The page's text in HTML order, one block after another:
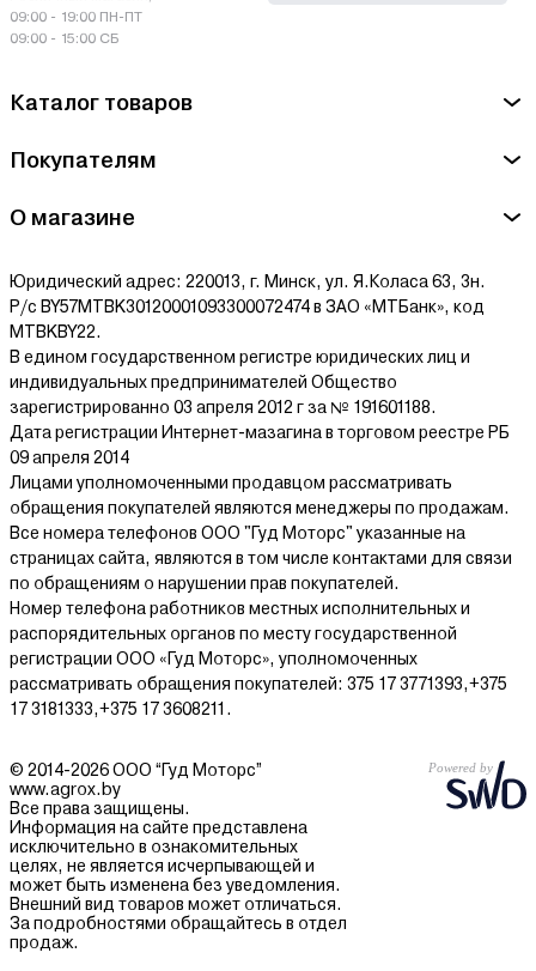
Каталог товаров
Покупателям
О магазине
Юридический адрес: 220013, г. Минск, ул. Я.Коласа 63, 3н.
Р/с BY57MTBK30120001093300072474 в ЗАО «МТБанк», код
MTBKBY22.
В едином государственном регистре юридических лиц и
индивидуальных предпринимателей Общество
зарегистрированно 03 апреля 2012 г за № 191601188.
Дата регистрации Интернет-мазагина в торговом реестре РБ
09 апреля 2014
Лицами уполномоченными продавцом рассматривать
обращения покупателей являются менеджеры по продажам.
Все номера телефонов ООО "Гуд Моторс" указанные на
страницах сайта, являются в том числе контактами для связи
по обращениям о нарушении прав покупателей.
Номер телефона работников местных исполнительных и
распорядительных органов по месту государственной
регистрации ООО «Гуд Моторс», уполномоченных
рассматривать обращения покупателей: 375 17 3771393,+375
17 3181333,+375 17 3608211.
09:00 - 19:00 ПН-ПТ
09:00 - 15:00 СБ
© 2014-2026 ООО “Гуд Моторс”
www.agrox.by
Все права защищены.
Информация на сайте представлена
исключительно в ознакомительных
целях, не является исчерпывающей и
может быть изменена без уведомления.
Внешний вид товаров может отличаться.
За подробностями обращайтесь в отдел
продаж.